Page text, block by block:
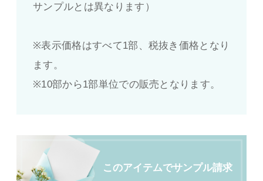
サンプルとは異なります）
※表示価格はすべて1部、税抜き価格となり
ます。
※10部から1部単位での販売となります。
このアイテムでサンプル請求